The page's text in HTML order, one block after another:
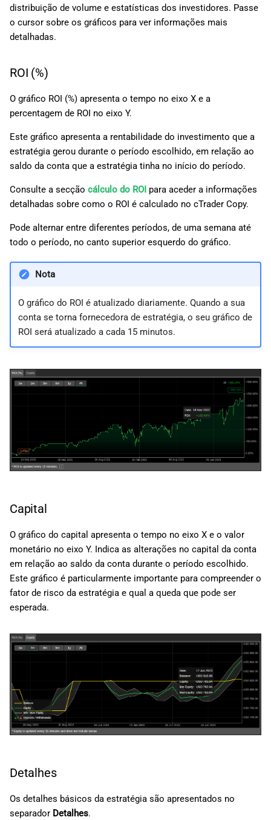
distribuição de volume e estatísticas dos investidores. Passe
o cursor sobre os gráficos para ver informações mais
detalhadas.
ROI (%)
O gráfico ROI (%) apresenta o tempo no eixo X e a
percentagem de ROI no eixo Y.
Este gráfico apresenta a rentabilidade do investimento que a
estratégia gerou durante o período escolhido, em relação ao
saldo da conta que a estratégia tinha no início do período.
Consulte a secção cálculo do ROI para aceder a informações
detalhadas sobre como o ROI é calculado no cTrader Copy.
Pode alternar entre diferentes períodos, de uma semana até
todo o período, no canto superior esquerdo do gráfico.
Nota
O gráfico do ROI é atualizado diariamente. Quando a sua
conta se torna fornecedora de estratégia, o seu gráfico de
ROI será atualizado a cada 15 minutos.
Capital
O gráfico do capital apresenta o tempo no eixo X e o valor
monetário no eixo Y. Indica as alterações no capital da conta
em relação ao saldo da conta durante o período escolhido.
Este gráfico é particularmente importante para compreender o
fator de risco da estratégia e qual a queda que pode ser
esperada.
Detalhes
Os detalhes básicos da estratégia são apresentados no
separador Detalhes.